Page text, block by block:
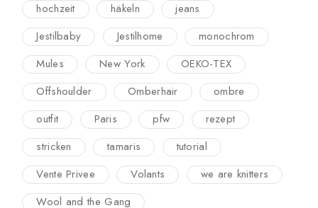
hochzeit
häkeln
jeans
Jestilbaby
Jestilhome
monochrom
Mules
New York
OEKO-TEX
Offshoulder
Omberhair
ombre
outfit
Paris pfw
rezept
stricken
tamaris
tutorial
Vente Privee
Volants
we are knitters
Wool and the Gang